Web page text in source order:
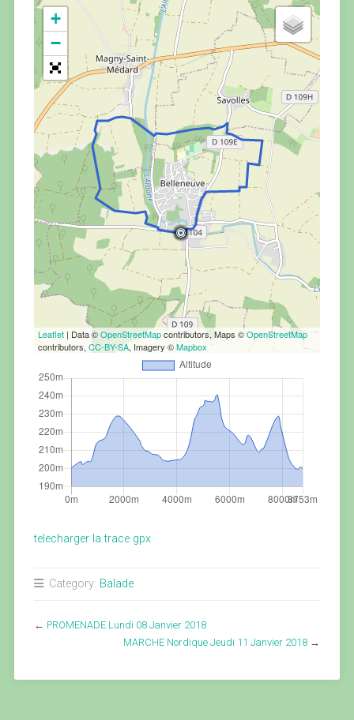
+
−
Leaflet| Data ©OpenStreetMapcontributors, Maps ©OpenStreetMap
contributors, CC-BY-SA, Imagery ©Mapbox
telecharger la trace gpx
Category: Balade
← PROMENADE Lundi 08 Janvier 2018
MARCHE Nordique Jeudi 11 Janvier 2018 →